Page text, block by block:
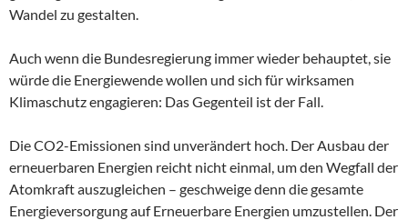
Wandel zu gestalten.
Auch wenn die Bundesregierung immer wieder behauptet, sie
würde die Energiewende wollen und sich für wirksamen
Klimaschutz engagieren: Das Gegenteil ist der Fall.
Die CO2-Emissionen sind unverändert hoch. Der Ausbau der
erneuerbaren Energien reicht nicht einmal, um den Wegfall der
Atomkraft auszugleichen – geschweige denn die gesamte
Energieversorgung auf Erneuerbare Energien umzustellen. Der